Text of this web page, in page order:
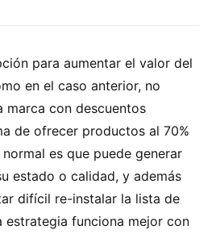
para aumentar el valor del
en el caso anterior, no
marca con descuentos
de ofrecer productos al 70%
es que puede generar
estado o calidad, y además
difícil re-instalar la lista de
estrategia funciona mejor con